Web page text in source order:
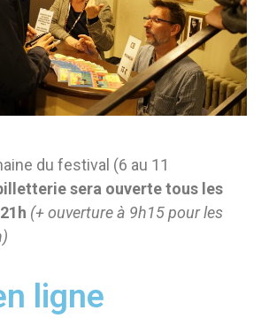
du festival (6 au 11
sera ouverte tous les
(+ ouverture à 9h15 pour les
ligne